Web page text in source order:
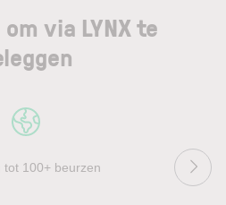
via LYNX te
tot 100+ beurzen